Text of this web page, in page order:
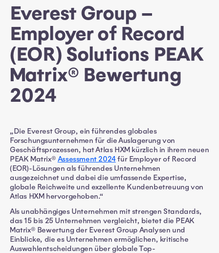
Everest Group –
Employer of Record
(EOR) Solutions PEAK
Matrix® Bewertung
2024
„Die Everest Group, ein führendes globales
Forschungsunternehmen für die Auslagerung von
Geschäftsprozessen, hat Atlas HXM kürzlich in ihrem neuen
PEAK Matrix® Assessment 2024für Employer of Record
(EOR)-Lösungen als führendes Unternehmen
ausgezeichnet und dabei die umfassende Expertise,
globale Reichweite und exzellente Kundenbetreuung von
Atlas HXM hervorgehoben.“
Als unabhängiges Unternehmen mit strengen Standards,
das 15 bis 25 Unternehmen vergleicht, bietet die PEAK
Matrix® Bewertung der Everest Group Analysen und
Einblicke, die es Unternehmen ermöglichen, kritische
Auswahlentscheidungen über globale Top-